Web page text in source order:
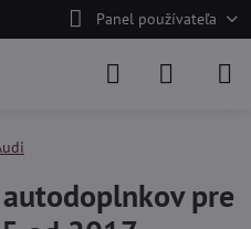
Panel používateľa
pre